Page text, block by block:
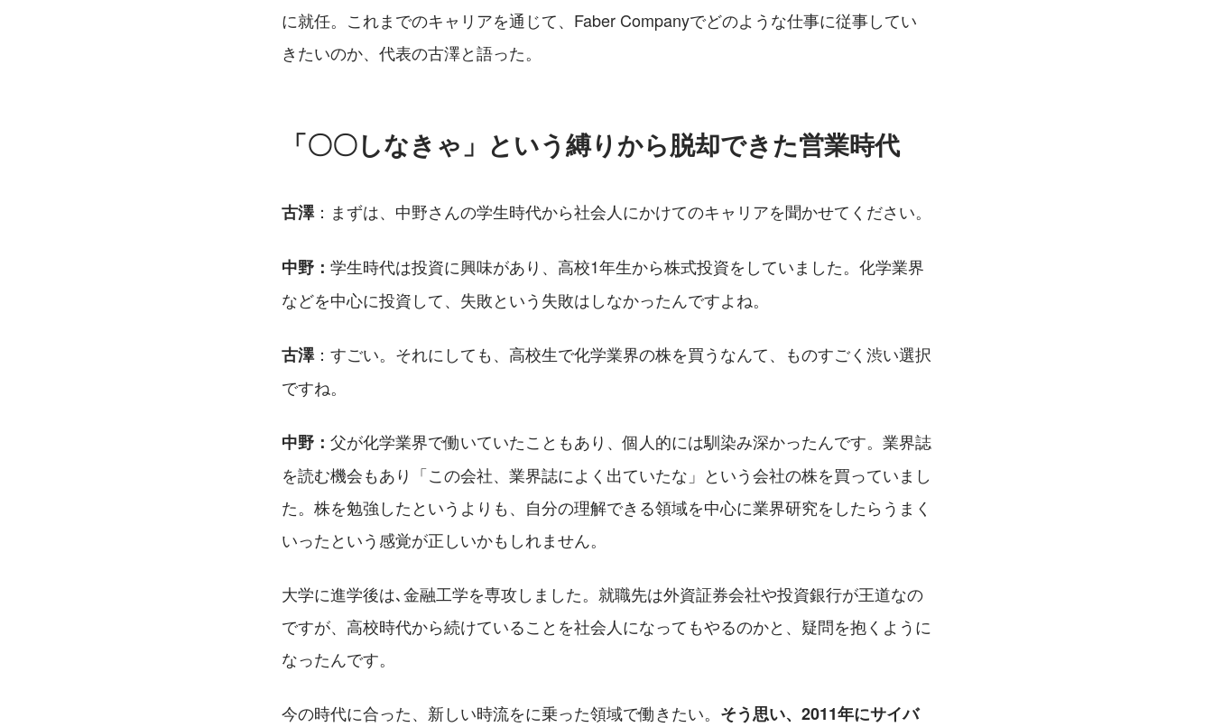
に就任。これまでのキャリアを通じて、Faber Companyでどのような仕事に従事してい
きたいのか、代表の古澤と語った。
「〇〇しなきゃ」という縛りから脱却できた営業時代
古澤：まずは、中野さんの学生時代から社会人にかけてのキャリアを聞かせてください。
中野： 学生時代は投資に興味があり、高校1年生から株式投資をしていました。化学業界
などを中心に投資して、失敗という失敗はしなかったんですよね。
古澤：すごい。それにしても、高校生で化学業界の株を買うなんて、ものすごく渋い選択
ですね。
中野： 父が化学業界で働いていたこともあり、個人的には馴染み深かったんです。業界誌
を読む機会もあり「この会社、業界誌によく出ていたな」という会社の株を買っていまし
た。株を勉強したというよりも、自分の理解できる領域を中心に業界研究をしたらうまく
いったという感覚が正しいかもしれません。
大学に進学後は､金融工学を専攻しました。就職先は外資証券会社や投資銀行が王道なの
ですが、高校時代から続けていることを社会人になってもやるのかと、疑問を抱くように
なったんです。
今の時代に合った、新しい時流をに乗った領域で働きたい。 そう思い、2011年にサイバ